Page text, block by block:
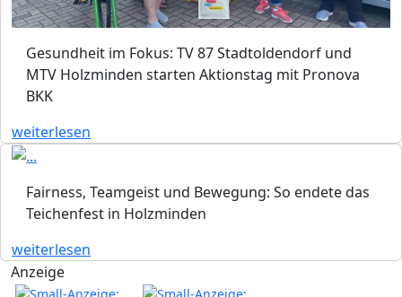
Gesundheit im Fokus: TV 87 Stadtoldendorf und
MTV Holzminden starten Aktionstag mit Pronova
BKK
weiterlesen
Fairness, Teamgeist und Bewegung: So endete das
Teichenfest in Holzminden
weiterlesen
Anzeige